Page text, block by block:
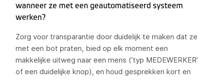
wanneer ze met een geautomatiseerd systeem
werken?
Zorg voor transparantie door duidelijk te maken dat ze
met een bot praten, bied op elk moment een
makkelijke uitweg naar een mens (’typ MEDEWERKER’
of een duidelijke knop), en houd gesprekken kort en